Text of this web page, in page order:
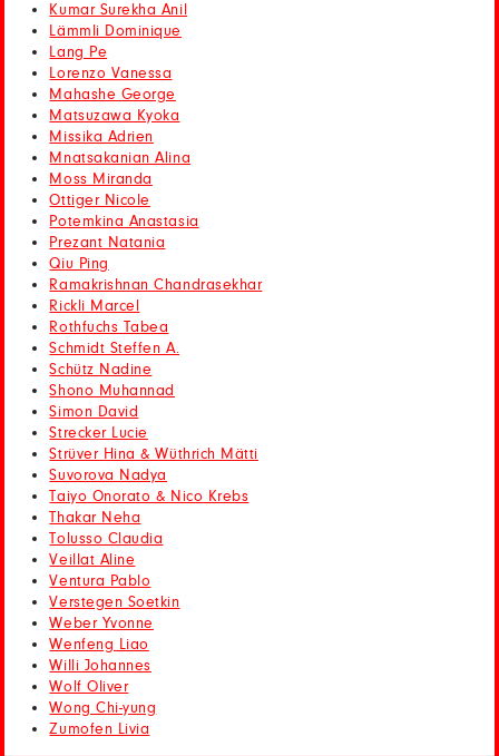
Kumar Surekha Anil
Lämmli Dominique
Lang Pe
Lorenzo Vanessa
Mahashe George
Matsuzawa Kyoka
Missika Adrien
Mnatsakanian Alina
Moss Miranda
Ottiger Nicole
Potemkina Anastasia
Prezant Natania
Qiu Ping
Ramakrishnan Chandrasekhar
Rickli Marcel
Rothfuchs Tabea
Schmidt Steffen A.
Schütz Nadine
Shono Muhannad
Simon David
Strecker Lucie
Strüver Hina & Wüthrich Mätti
Suvorova Nadya
Taiyo Onorato & Nico Krebs
Thakar Neha
Tolusso Claudia
Veillat Aline
Ventura Pablo
Verstegen Soetkin
Weber Yvonne
Wenfeng Liao
Willi Johannes
Wolf Oliver
Wong Chi-yung
Zumofen Livia